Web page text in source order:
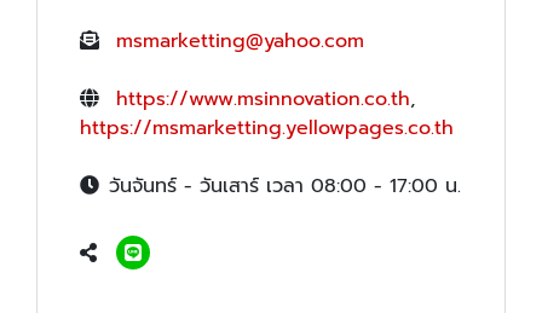
msmarketting@yahoo.com
https://www.msinnovation.co.th,
https://msmarketting.yellowpages.co.th
วันจันทร์ - วันเสาร์ เวลา 08:00 - 17:00 น.